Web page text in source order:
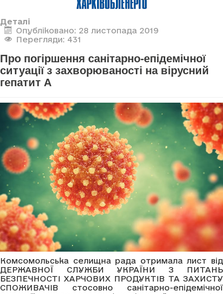
Деталі
Опубліковано: 28 листопада 2019
Перегляди: 431
Про погіршення санітарно-епідемічної
ситуації з захворюваності на вірусний
гепатит А
Комсомольська селищна рада отримала лист від
ДЕРЖАВНОЇ СЛУЖБИ УКРАЇНИ З ПИТАНЬ
БЕЗПЕЧНОСТІ ХАРЧОВИХ ПРОДУКТІВ ТА ЗАХИСТУ
СПОЖИВАЧІВ стосовно санітарно-епідемічної